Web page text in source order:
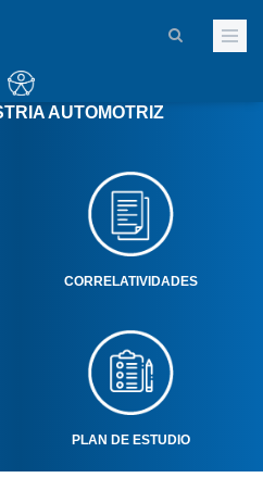
AUTOMOTRIZ
CORRELATIVIDADES
PLAN DE ESTUDIO